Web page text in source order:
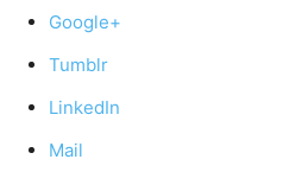
Google+
Tumblr
LinkedIn
Mail